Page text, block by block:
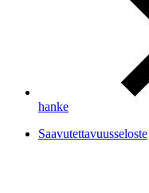
hanke
Saavutettavuusseloste